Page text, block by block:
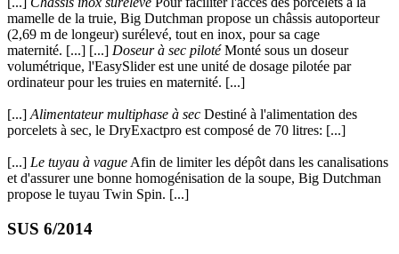
mamelle de la truie, Big Dutchman propose un châssis autoporteur
(2,69 m de longeur) surélevé, tout en inox, pour sa cage
maternité. [...] [...] Doseur à sec pilotéMonté sous un doseur
volumétrique, l'EasySlider est une unité de dosage pilotée par
ordinateur pour les truies en maternité. [...]
[...] Alimentateur multiphase à sec Destiné à l'alimentation des
porcelets à sec, le DryExactpro est composé de 70 litres: [...]
[...] Le tuyau à vague Afin de limiter les dépôt dans les canalisations
et d'assurer une bonne homogénisation de la soupe, Big Dutchman
propose le tuyau Twin Spin. [...]
SUS 6/2014